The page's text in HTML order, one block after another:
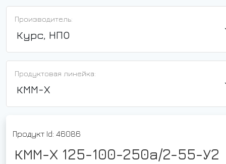
Производитель:
Курс, НПО
Продуктовая линейка:
КММ-Х
Продукт Id: 46086
КММ-Х 125-100-250а/2-55-У2